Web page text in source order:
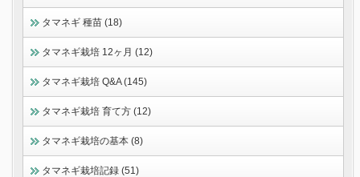
タマネギ 種苗 (18)
タマネギ栽培 12ヶ月 (12)
タマネギ栽培 Q&A (145)
タマネギ栽培 育て方 (12)
タマネギ栽培の基本 (8)
タマネギ栽培記録 (51)